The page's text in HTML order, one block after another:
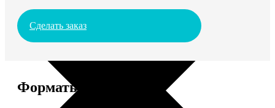
Сделать заказ
Форматы и цены